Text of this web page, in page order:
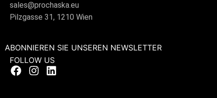
sales@prochaska.eu
Pilzgasse 31, 1210 Wien
ABONNIEREN SIE UNSEREN NEWSLETTER
FOLLOW US